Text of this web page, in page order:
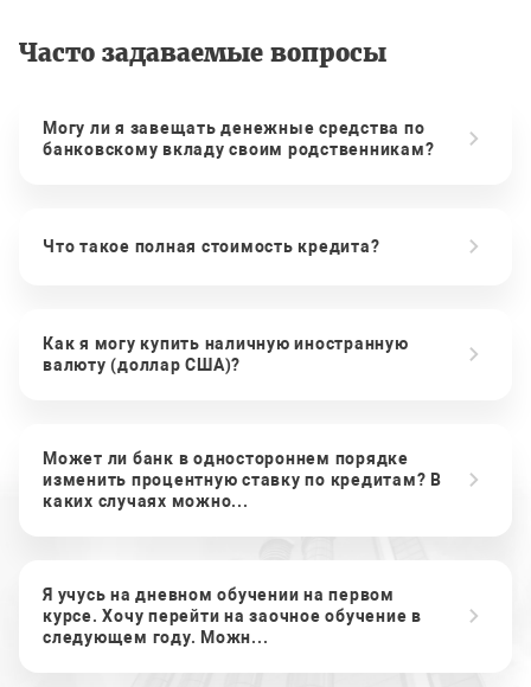
Часто задаваемые вопросы
Могу ли я завещать денежные средства по
банковскому вкладу своим родственникам?
Что такое полная стоимость кредита?
Как я могу купить наличную иностранную
валюту (доллар США)?
Может ли банк в одностороннем порядке
изменить процентную ставку по кредитам? В
каких случаях можно...
Я учусь на дневном обучении на первом
курсе. Хочу перейти на заочное обучение в
следующем году. Можн...